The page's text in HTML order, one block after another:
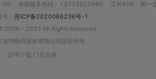
全国服务热线 : 13773920999 工作时间 :
周一
号 : 苏ICP备2020066236号-1
2006 - 2021 All Rights Reserved
兴鸿数码器材有限公司版权所有
证书下载 门店选择